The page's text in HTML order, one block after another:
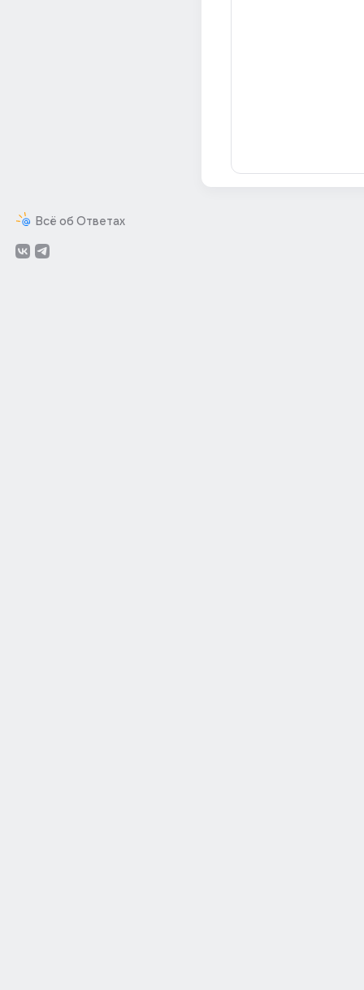
Всё об Ответах